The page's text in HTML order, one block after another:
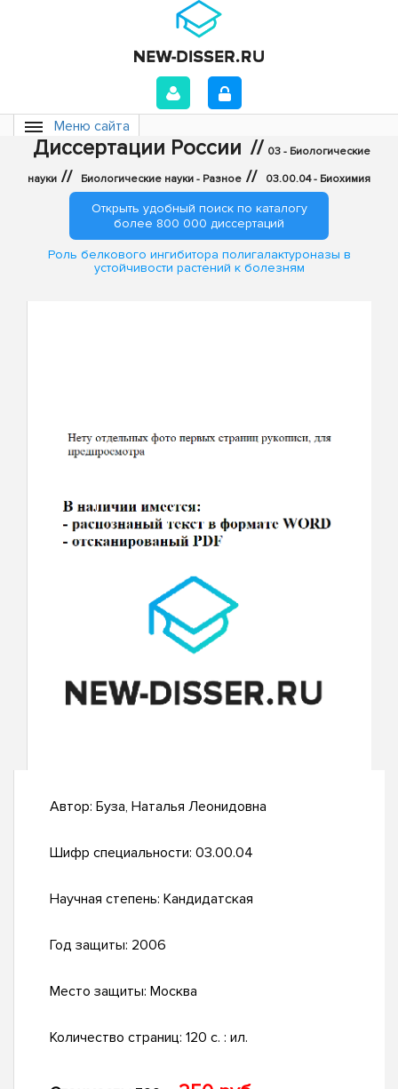
Меню сайта
Диссертации России // 03 - Биологические
науки // Биологические науки - Разное // 03.00.04 - Биохимия
Открыть удобный поиск по каталогу
более 800 000 диссертаций
Роль белкового ингибитора полигалактуроназы в
устойчивости растений к болезням
Автор: Буза, Наталья Леонидовна
Шифр специальности: 03.00.04
Научная степень: Кандидатская
Год защиты: 2006
Место защиты: Москва
Количество страниц: 120 с. : ил.